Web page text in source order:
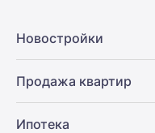
Новостройки
Продажа квартир
Ипотека